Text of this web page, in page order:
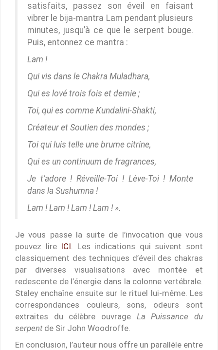
satisfaits, passez son éveil en faisant
vibrer le bija-mantra Lam pendant plusieurs
minutes, jusqu’à ce que le serpent bouge.
Puis, entonnez ce mantra :
Lam !
Qui vis dans le Chakra Muladhara,
Qui es lové trois fois et demie ;
Toi, qui es comme Kundalini-Shakti,
Créateur et Soutien des mondes ;
Toi qui luis telle une brume citrine,
Qui es un continuum de fragrances,
Je t’adore ! Réveille-Toi ! Lève-Toi ! Monte
dans la Sushumna !
Lam ! Lam ! Lam ! Lam ! ».
Je vous passe la suite de l’invocation que vous
pouvez lire ICI . Les indications qui suivent sont
classiquement des techniques d’éveil des chakras
par diverses visualisations avec montée et
redescente de l’énergie dans la colonne vertébrale.
Staley enchaîne ensuite sur le rituel lui-même. Les
correspondances couleurs, sons, odeurs sont
extraites du célèbre ouvrage La Puissance du
serpent de Sir John Woodroffe.
En conclusion, l’auteur nous offre un parallèle entre